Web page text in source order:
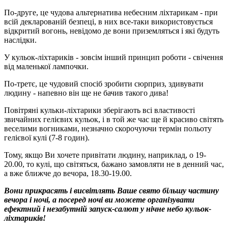
По-друге, це чудова альтернатива небесним ліхтарикам - при
всій декларованій безпеці, в них все-таки використовується
відкритий вогонь, невідомо де вони приземляться і які будуть
наслідки.
У кульок-ліхтариків - зовсім інший принцип роботи - свічення
від маленької лампочки.
По-третє, це чудовий спосіб зробити сюрприз, здивувати
людину - напевно він ще не бачив такого дива!
Повітряні кульки-ліхтарики зберігають всі властивості
звичайних гелієвих кульок, і в той же час ще й красиво світять
веселими вогниками, незначно скорочуючи термін польоту
гелієвої кулі (7-8 годин).
Тому, якщо Ви хочете привітати людину, наприклад, о 19-
20.00, то кулі, що світяться, бажано замовляти не в денний час,
а вже ближче до вечора, 18.30-19.00.
Вони прикрасять і висвітлять Ваше свято більшу частину
вечора і ночі, а посеред ночі ви можете організувати
ефектний і незабутній запуск-салют у нічне небо кульок-
ліхтариків!